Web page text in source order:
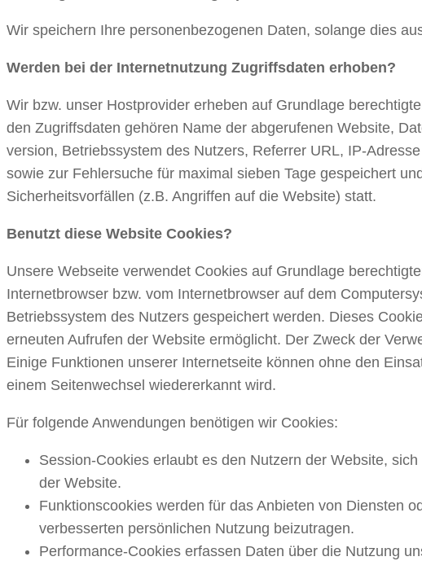
Wir speichern Ihre personenbezogenen Daten, solange dies
Werden bei der Internetnutzung Zugriffsdaten erhoben?
Wir bzw. unser Hostprovider erheben auf Grundlage
den Zugriffsdaten gehören Name der abgerufenen Website,
version, Betriebssystem des Nutzers, Referrer URL, IP-
sowie zur Fehlersuche für maximal sieben Tage gespeichert
Sicherheitsvorfällen (z.B. Angriffen auf die Website) statt.
Benutzt diese Website Cookies?
Unsere Webseite verwendet Cookies auf Grundlage
Internetbrowser bzw. vom Internetbrowser auf dem
Betriebssystem des Nutzers gespeichert werden. Dieses
erneuten Aufrufen der Website ermöglicht. Der Zweck der
Einige Funktionen unserer Internetseite können ohne den
einem Seitenwechsel wiedererkannt wird.
Für folgende Anwendungen benötigen wir Cookies:
Session-Cookies erlaubt es den Nutzern der Website,
der Website.
Funktionscookies werden für das Anbieten von Diensten
verbesserten persönlichen Nutzung beizutragen.
Performance-Cookies erfassen Daten über die Nutzung